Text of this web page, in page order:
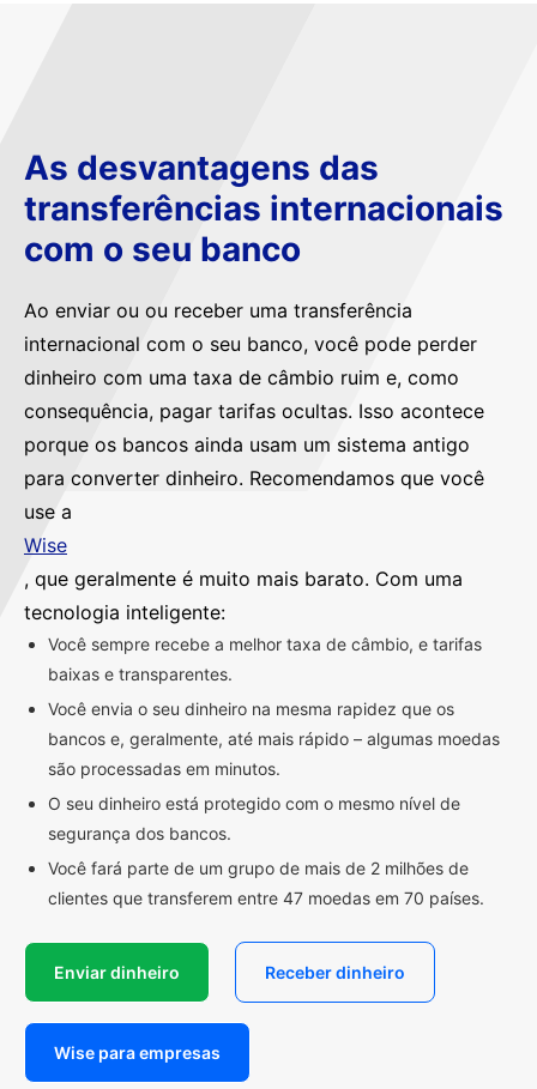
As desvantagens das
transferências internacionais
com o seu banco
Ao enviar ou ou receber uma transferência
internacional com o seu banco, você pode perder
dinheiro com uma taxa de câmbio ruim e, como
consequência, pagar tarifas ocultas. Isso acontece
porque os bancos ainda usam um sistema antigo
para converter dinheiro. Recomendamos que você
use a
Wise
, que geralmente é muito mais barato. Com uma
tecnologia inteligente:
Você sempre recebe a melhor taxa de câmbio, e tarifas
baixas e transparentes.
Você envia o seu dinheiro na mesma rapidez que os
bancos e, geralmente, até mais rápido – algumas moedas
são processadas em minutos.
O seu dinheiro está protegido com o mesmo nível de
segurança dos bancos.
Você fará parte de um grupo de mais de 2 milhões de
clientes que transferem entre 47 moedas em 70 países.
Enviar dinheiro Receber dinheiro
Wise para empresas